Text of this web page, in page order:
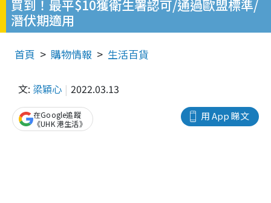
買到！最平$10獲衛生署認可/通過歐盟標準/
潛伏期適用
首頁 購物情報 生活百貨
文: 梁穎心 2022.03.13
用 App 睇文
在Google追蹤
《UHK 港生活》